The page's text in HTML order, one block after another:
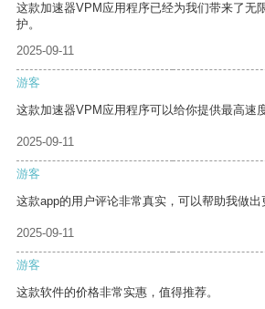
这款加速器VPM应用程序已经为我们带来了无
护。
2025-09-11
游客
这款加速器VPM应用程序可以给你提供最高速
2025-09-11
游客
这款app的用户评论非常真实，可以帮助我做出
2025-09-11
游客
这款软件的价格非常实惠，值得推荐。